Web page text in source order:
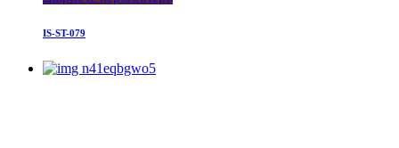
IS-ST-079